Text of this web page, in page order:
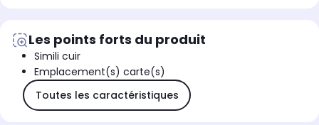
Les points forts du produit
Simili cuir
Emplacement(s) carte(s)
Toutes les caractéristiques